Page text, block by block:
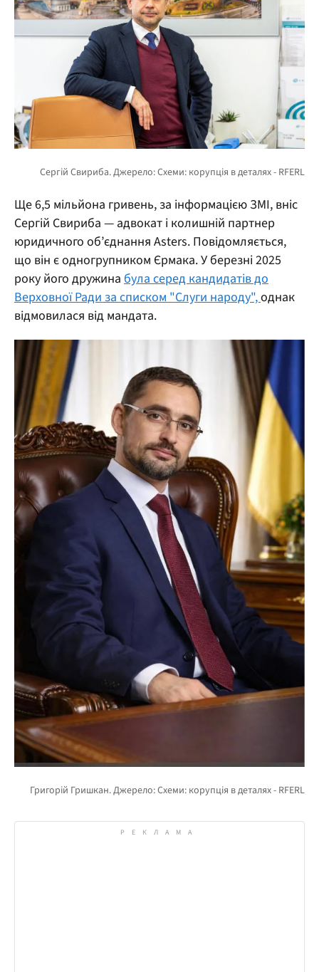
Ще 6,5 мільйона гривень, за інформацією ЗМІ, вніс
Сергій Свириба — адвокат і колишній партнер
юридичного об’єднання Asters. Повідомляється,
що він є одногрупником Єрмака. У березні 2025
року його дружина була серед кандидатів до
Верховної Ради за списком "Слуги народу",однак
відмовилася від мандата.